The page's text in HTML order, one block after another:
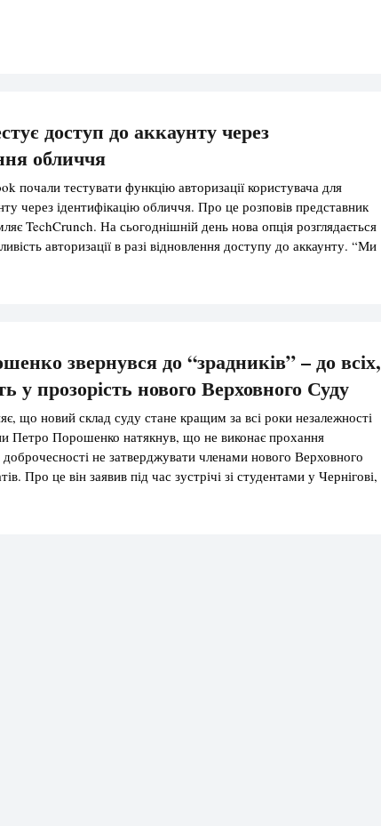
“Це не зовсім по-партнерськи, і ми сподіваємося, що
доступ до аккаунту через
обличчя
почали тестувати функцію авторизації користувача для
через ідентифікацію обличчя. Про це розповів представник
TechCrunch. На сьогоднішній день нова опція розглядається
авторизації в разі відновлення доступу до аккаунту. “Ми
для тих користувачів, які хочуть швидко і просто
звернувся до “зрадників” – до всіх,
у прозорість нового Верховного Суду
що новий склад суду стане кращим за всі роки незалежності
Петро Порошенко натякнув, що не виконає прохання
не затверджувати членами нового Верховного
Про це він заявив під час зустрічі зі студентами у Чернігові,
візитом, передає кореспондент UA1. За словами глави